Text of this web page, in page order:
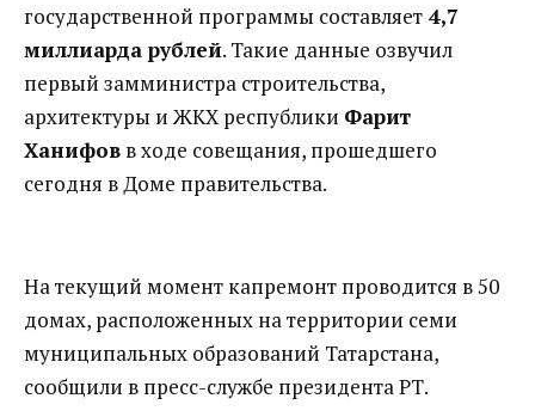
государственной программы составляет 4,7
миллиарда рублей. Такие данные озвучил
первый замминистра строительства,
архитектуры и ЖКХ республики Фарит
Ханифов в ходе совещания, прошедшего
сегодня в Доме правительства.
На текущий момент капремонт проводится в 50
домах, расположенных на территории семи
муниципальных образований Татарстана,
сообщили в пресс-службе президента РТ.